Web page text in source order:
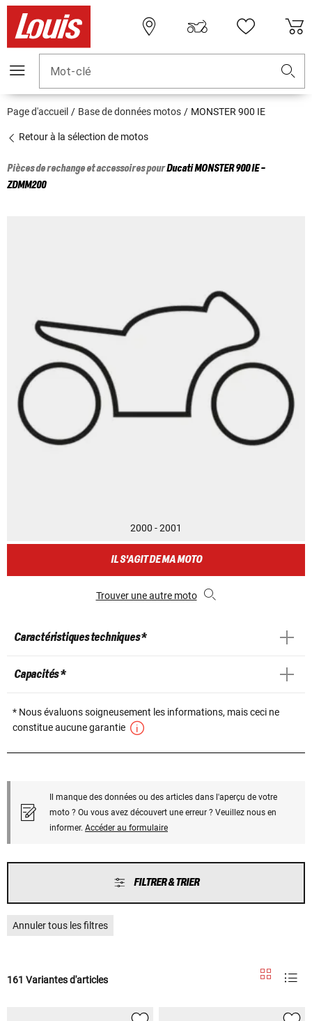
Mot-clé
Page d'accueil Base de données motos MONSTER 900 IE
Retour à la sélection de motos
Pièces de rechange et accessoires pourDucatiMONSTER 900 IE -
ZDMM200
2000 - 2001
IL S'AGIT DE MA MOTO
Trouver une autre moto
Caractéristiques techniques *
Capacités *
* Nous évaluons soigneusement les informations, mais ceci ne
constitue aucune garantie
Il manque des données ou des articles dans l'aperçu de votre
moto ? Ou vous avez découvert une erreur ? Veuillez nous en
informer. Accéder au formulaire
FILTRER & TRIER
Annuler tous les filtres
161 Variantes d'articles